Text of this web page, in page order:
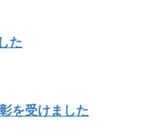
た
を受けました